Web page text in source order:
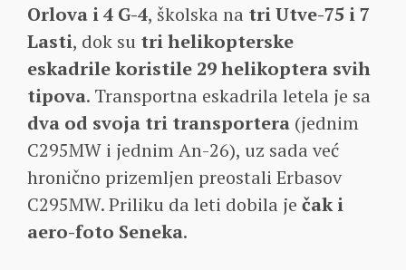
Orlova i 4 G-4, školska na tri Utve-75 i 7
Lasti, dok su tri helikopterske
eskadrile koristile 29 helikoptera svih
tipova. Transportna eskadrila letela je sa
dva od svoja tri transportera (jednim
C295MW i jednim An-26), uz sada već
hronično prizemljen preostali Erbasov
C295MW. Priliku da leti dobila je čak i
aero-foto Seneka.